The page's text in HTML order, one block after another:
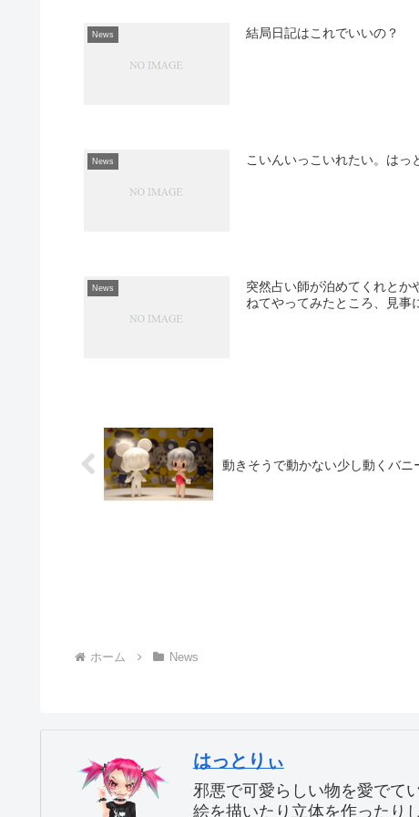
News 結局日記はこれでいいの？
News こいんいっこいれたい。はっ
News
突然占い師が泊めてくれとか
ねてやってみたところ、見事
動きそうで動かない少し動くバニ
ホーム News
はっとりぃ
邪悪で可愛らしい物を愛でて
絵を描いたり立体を作ったり